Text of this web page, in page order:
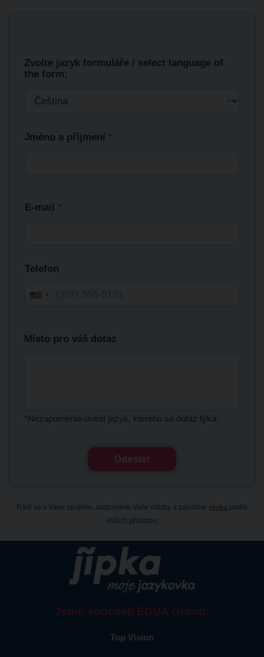
Zvolte jazyk formuláře / select language of
the form:
Jméno a příjmení *
E-mail *
Telefon
Místo pro váš dotaz
*Nezapomeňte uvést jazyk, kterého se dotaz týká.
Odeslat
Rádi se s Vámi spojíme, zodpovíme Vaše otázky a zajistíme výuku podle
Vašich představ.
Jsme součástí EDUA Group:
Top Vision